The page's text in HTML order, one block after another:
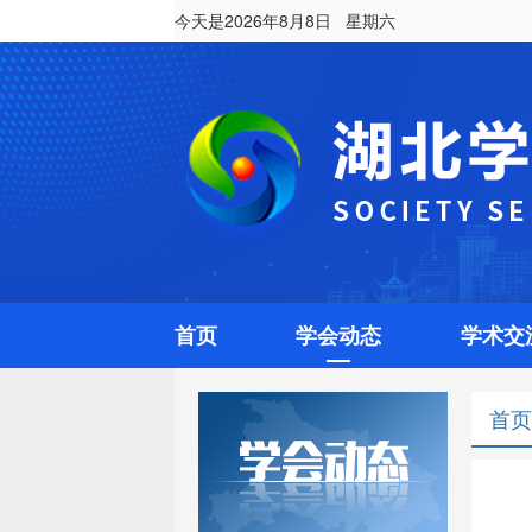
今天是2026年8月8日 星期六
首页 学会动态 学术交
首页